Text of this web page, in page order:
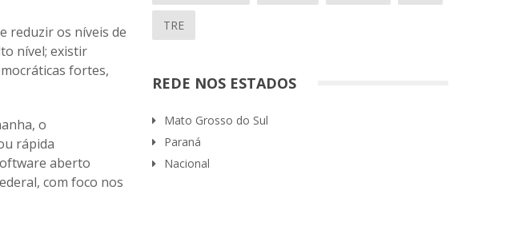
reduzir os níveis de
nível; existir
fortes,
o
rápida
aberto
com foco nos
TRE
REDE NOS ESTADOS
Mato Grosso do Sul
Paraná
Nacional